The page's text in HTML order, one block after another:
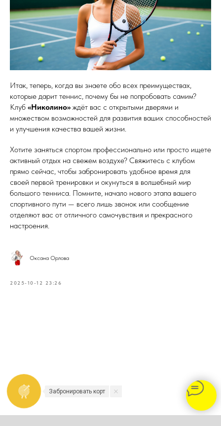
Итак, теперь, когда вы знаете обо всех преимуществах,
которые дарит теннис, почему бы не попробовать самим?
Клуб «Николино» ждёт вас с открытыми дверями и
множеством возможностей для развития ваших способностей
и улучшения качества вашей жизни.
Хотите заняться спортом профессионально или просто ищете
активный отдых на свежем воздухе? Свяжитесь с клубом
прямо сейчас, чтобы забронировать удобное время для
своей первой тренировки и окунуться в волшебный мир
большого тенниса. Помните, начало нового этапа вашего
спортивного пути — всего лишь звонок или сообщение
отделяют вас от отличного самочувствия и прекрасного
настроения.
Оксана Орлова
2025-10-12 23:26
Забронировать корт